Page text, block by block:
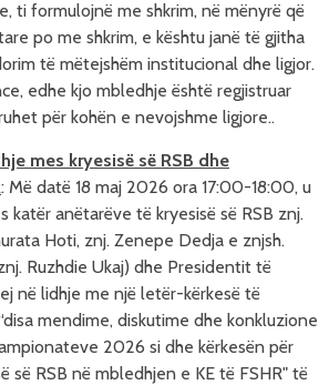
ti formulojnë me shkrim, në mënyrë që
po me shkrim, e kështu janë të gjitha
të mëtejshëm institucional dhe ligjor.
edhe kjo mbledhje është regjistruar
për kohën e nevojshme ligjore..
mes kryesisë së RSB dhe
: Më datë 18 maj 2026 ora 17:00-18:00, u
katër anëtarëve të kryesisë së RSB znj.
Hoti, znj. Zenepe Dedja e znjsh.
Ruzhdie Ukaj) dhe Presidentit të
në lidhje me një letër-kërkesë të
mendime, diskutime dhe konkluzione
2026 si dhe kërkesën për
ë së RSB në mbledhjen e KE të FSHR" të